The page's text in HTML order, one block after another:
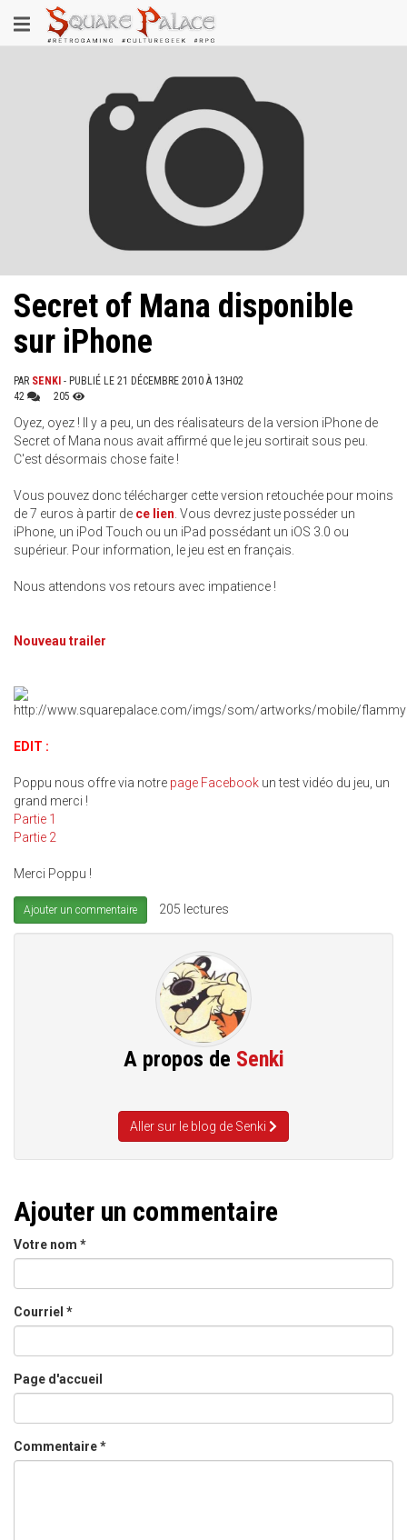
au
contenu
Toggle
navigation
Secret of Mana disponible
sur iPhone
PAR SENKI - PUBLIÉ LE 21 DÉCEMBRE 2010 À 13H02
42
205
Oyez, oyez ! Il y a peu, un des réalisateurs de la version iPhone de
Secret of Mana nous avait affirmé que le jeu sortirait sous peu.
C'est désormais chose faite !
Vous pouvez donc télécharger cette version retouchée pour moins
de 7 euros à partir de ce lien . Vous devrez juste posséder un
iPhone, un iPod Touch ou un iPad possédant un iOS 3.0 ou
supérieur. Pour information, le jeu est en français.
Nous attendons vos retours avec impatience !
Nouveau trailer
EDIT :
Poppu nous offre via notre page Facebook un test vidéo du jeu, un
grand merci !
Partie 1
Partie 2
Merci Poppu !
Ajouter un commentaire 205 lectures
A propos de Senki
Aller sur le blog de Senki
Ajouter un commentaire
Votre nom *
Courriel *
Page d'accueil
Commentaire*